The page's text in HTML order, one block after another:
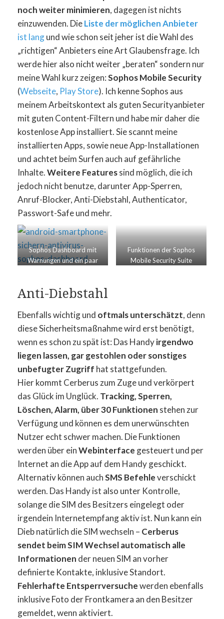
noch weiter minimieren, dagegen ist nichts
einzuwenden. DieListe der möglichen Anbieter
ist langund wie schon seit jeher ist die Wahl des
„richtigen“ Anbieters eine Art Glaubensfrage. Ich
werde hier also nicht weiter „beraten“ sondern nur
meine Wahl kurz zeigen:Sophos Mobile Security
(Webseite, Play Store). Ich kenne Sophos aus
meinem Arbeitskontext als guten Securityanbieter
mit guten Content-Filtern und habe mir daher die
kostenlose App installiert. Sie scannt meine
installierten Apps, sowie neue App-Installationen
und achtet beim Surfen auch auf gefährliche
Inhalte.Weitere Featuressind möglich, die ich
jedoch nicht benutze, darunter App-Sperren,
Anruf-Blocker, Anti-Diebstahl, Authenticator,
Passwort-Safe und mehr.
Sophos Dashboard mit
Warnungen und ein paar
Funktionen der Sophos
Mobile Security Suite
Anti-Diebstahl
Ebenfalls wichtig und oftmals unterschätzt, denn
diese Sicherheitsmaßnahme wird erst benötigt,
wenn es schon zu spät ist: Das Handyirgendwo
liegen lassen, gar gestohlen oder sonstiges
unbefugter Zugriff hat stattgefunden.
Hier kommt Cerberus zum Zuge und verkörpert
das Glück im Unglück. Tracking, Sperren,
Löschen, Alarm, über 30 Funktionen stehen zur
Verfügung und können es dem unerwünschten
Nutzer echt schwer machen. Die Funktionen
werden über einWebinterface gesteuert und per
Internet an die App auf dem Handy geschickt.
Alternativ können auchSMS Befehleverschickt
werden. Das Handy ist also unter Kontrolle,
solange die SIM des Besitzers eingelegt oder
irgendein Internetempfang aktiv ist. Nun kann ein
Dieb natürlich die SIM wechseln – Cerberus
sendet beim SIM Wechsel automatisch alle
Informationen der neuen SIM an vorher
definierte Kontakte, inklusive Standort.
Fehlerhafte Entsperrversuchewerden ebenfalls
inklusive Foto der Frontkamera an den Besitzer
gemeldet, wenn aktiviert.